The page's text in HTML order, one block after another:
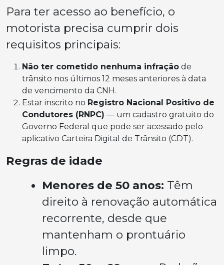
Para ter acesso ao benefício, o
motorista precisa cumprir dois
requisitos principais:
Não ter cometido nenhuma infração de
trânsito nos últimos 12 meses anteriores à data
de vencimento da CNH.
Estar inscrito no Registro Nacional Positivo de
Condutores (RNPC) — um cadastro gratuito do
Governo Federal que pode ser acessado pelo
aplicativo Carteira Digital de Trânsito (CDT).
Regras de idade
Menores de 50 anos: Têm
direito à renovação automática
recorrente, desde que
mantenham o prontuário
limpo.